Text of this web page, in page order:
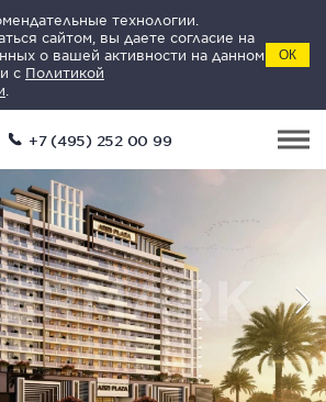
технологии.
сайтом, вы даете согласие на
о вашей активности на данном
с Политикой
ОК
+7 (495) 252 00 99